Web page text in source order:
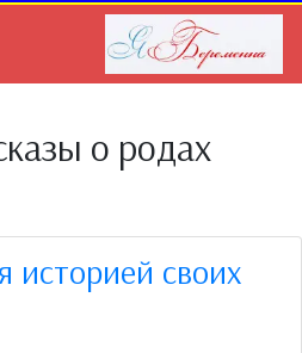
о родах
историей своих